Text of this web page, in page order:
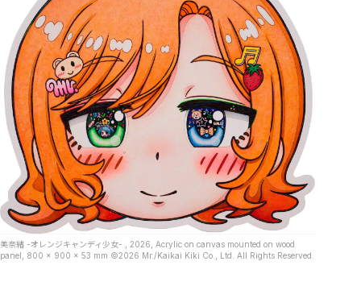
美奈緒 -オレンジキャンディ少女- , 2026, Acrylic on canvas mounted on wood
panel, 800 x 900 x 53 mm ©2026 Mr./Kaikai Kiki Co., Ltd. All Rights Reserved.